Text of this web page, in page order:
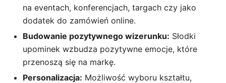
na eventach, konferencjach, targach czy jako
dodatek do zamówień online.
Budowanie pozytywnego wizerunku: Słodki
upominek wzbudza pozytywne emocje, które
przenoszą się na markę.
Personalizacja: Możliwość wyboru kształtu,